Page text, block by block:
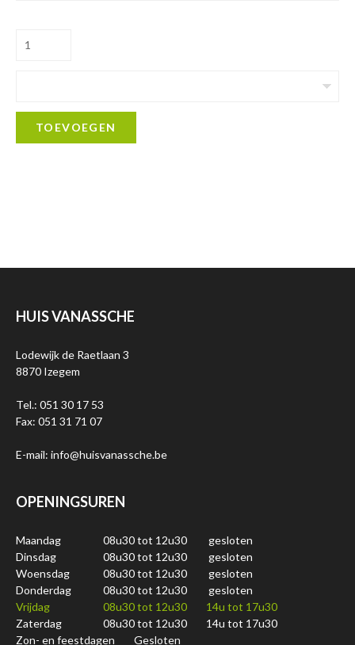
TOEVOEGEN
HUIS VANASSCHE
Lodewijk de Raetlaan 3
8870 Izegem
Tel.: 051 30 17 53
Fax: 051 31 71 07
E-mail: info@huisvanassche.be
OPENINGSUREN
Maandag 08u30 tot 12u30
gesloten
Dinsdag
08u30 tot 12u30
gesloten
Woensdag
08u30 tot 12u30
gesloten
Donderdag
08u30 tot 12u30
gesloten
Vrijdag
08u30 tot 12u30
14u tot 17u30
Zaterdag
08u30 tot 12u30
14u tot 17u30
Zon- en feestdagen
Gesloten